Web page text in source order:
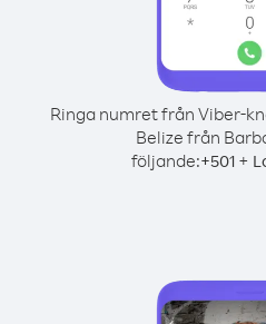
Ringa numret från Viber-
Belize från
följande:+501 +